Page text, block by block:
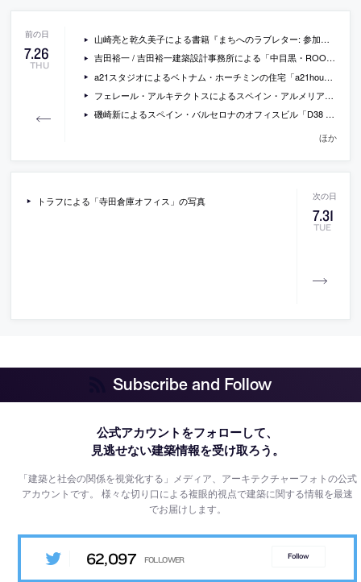
7.26
THU
山崎亮と乾久美子による書籍『まちへのラブレター: 参加のデザインをめぐる往復書簡』
吉田裕一 / 吉田裕一建築設計事務所による「中目黒・ROOM・S」
a21スタジオによるベトナム・ホーチミンの住宅「a21house」の写真
フェレール・アルキテクトスによるスペイン・アルメリアの「北地中海ヘルスセンター」の写真
磯崎新によるスペイン・バルセロナのオフィスビル「D38 zona franca office」の写真
ほか
7.31
TUE
トラフによる「寺田倉庫オフィス」の写真
Subscribe and Follow
公式アカウントをフォローして、
見逃せない建築情報を受け取ろう。
「建築と社会の関係を視覚化する」メディア、アーキテクチャーフォトの公式
アカウントです。様々な切り口による複眼的視点で建築に関する情報を最速
でお届けします。
62,097 Follow